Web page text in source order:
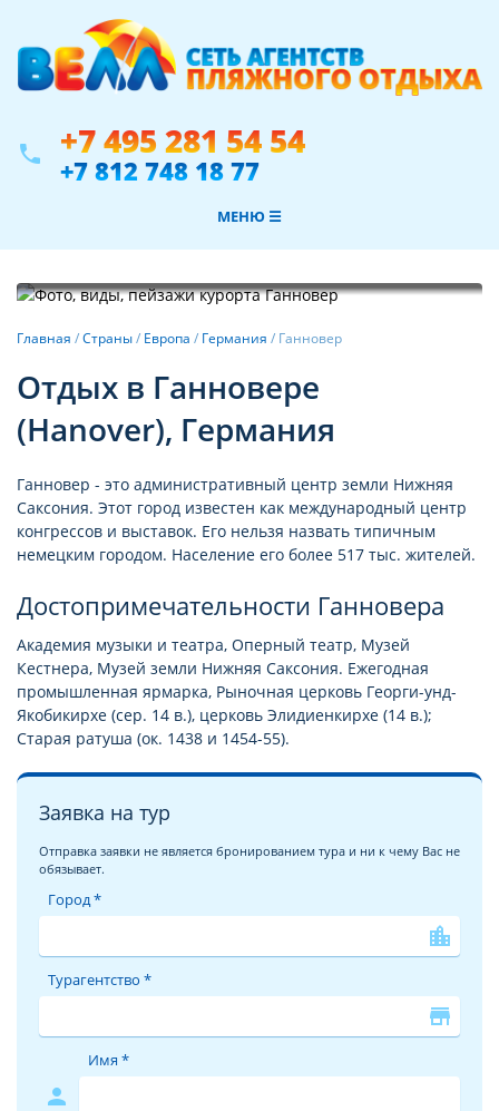
phone +7 495 281 54 54
+7 812 748 18 77
МЕНЮ ☰
Фотогалерея
Главная /Страны/ Европа / Германия / Ганновер
Отдых в Ганновере
(Hanover), Германия
Ганновер - это административный центр земли Нижняя
Саксония. Этот город известен как международный центр
конгрессов и выставок. Его нельзя назвать типичным
немецким городом. Население его более 517 тыс. жителей.
Достопримечательности Ганновера
Академия музыки и театра, Оперный театр, Музей
Кестнера, Музей земли Нижняя Саксония. Ежегодная
промышленная ярмарка, Рыночная церковь Георги-унд-
Якобикирхе (сер. 14 в.), церковь Элидиенкирхе (14 в.);
Старая ратуша (ок. 1438 и 1454-55).
Заявка на тур
Отправка заявки не является бронированием тура и ни к чему Вас не
обязывает.
Город *
location_city
Турагентство *
store
person
Имя *